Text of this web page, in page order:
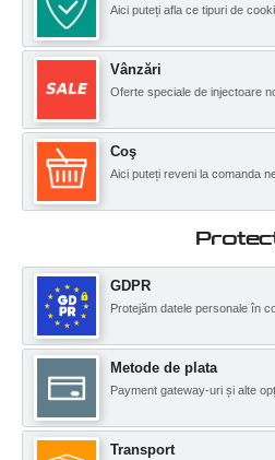
Aici puteți afla ce tipuri de
Vânzări
Oferte speciale de injectoare
Coş
Aici puteți reveni la comanda
GDPR
Protejăm datele personale în
Metode de plata
Payment gateway-uri și alte
Transport